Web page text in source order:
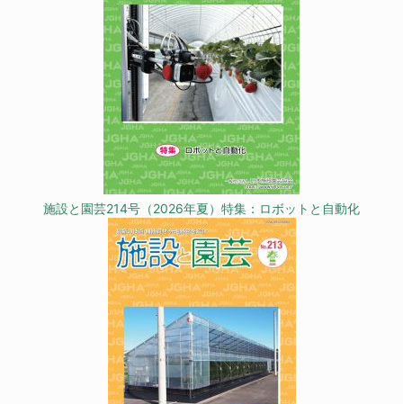
施設と園芸214号（2026年夏）特集：ロボットと自動化